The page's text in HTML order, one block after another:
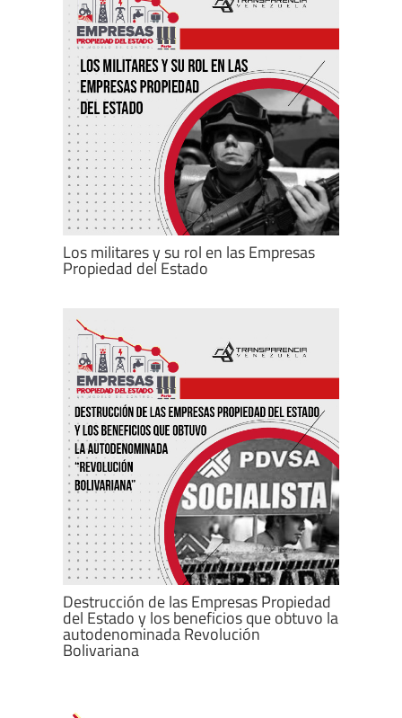
Los militares y su rol en las Empresas
Propiedad del Estado
Destrucción de las Empresas Propiedad
del Estado y los beneficios que obtuvo la
autodenominada Revolución
Bolivariana